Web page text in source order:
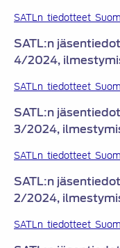
SATL:n
4/2024,
SATL:n
3/2024,
SATL:n
2/2024,